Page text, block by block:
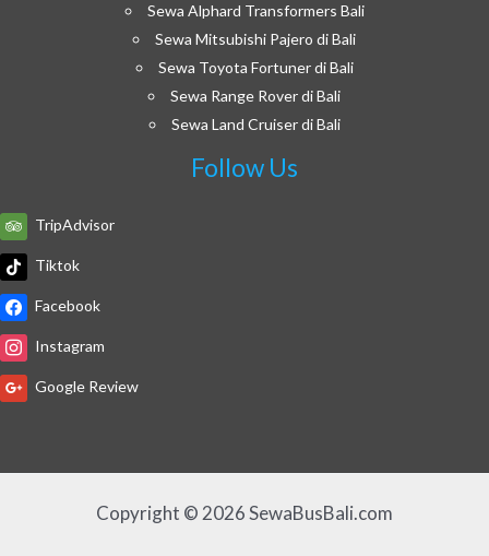
Sewa Alphard Transformers Bali
Sewa Mitsubishi Pajero di Bali
Sewa Toyota Fortuner di Bali
Sewa Range Rover di Bali
Sewa Land Cruiser di Bali
Follow Us
TripAdvisor
Tiktok
Facebook
Instagram
Google Review
Copyright © 2026 SewaBusBali.com